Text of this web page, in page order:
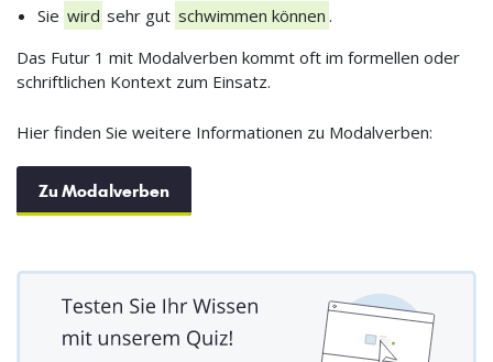
Sie wird sehr gut schwimmen können .
Das Futur 1 mit Modalverben kommt oft im formellen oder
schriftlichen Kontext zum Einsatz.
Hier finden Sie weitere Informationen zu Modalverben:
Zu Modalverben